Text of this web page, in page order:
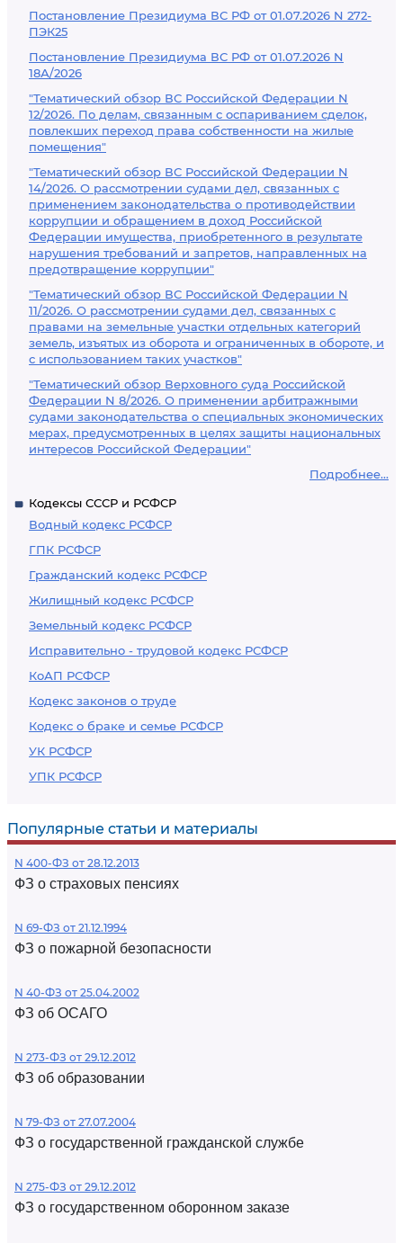
Постановление Президиума ВС РФ от 01.07.2026 N 272-
ПЭК25
Постановление Президиума ВС РФ от 01.07.2026 N
18А/2026
"Тематический обзор ВС Российской Федерации N
12/2026. По делам, связанным с оспариванием сделок,
повлекших переход права собственности на жилые
помещения"
"Тематический обзор ВС Российской Федерации N
14/2026. О рассмотрении судами дел, связанных с
применением законодательства о противодействии
коррупции и обращением в доход Российской
Федерации имущества, приобретенного в результате
нарушения требований и запретов, направленных на
предотвращение коррупции"
"Тематический обзор ВС Российской Федерации N
11/2026. О рассмотрении судами дел, связанных с
правами на земельные участки отдельных категорий
земель, изъятых из оборота и ограниченных в обороте, и
с использованием таких участков"
"Тематический обзор Верховного суда Российской
Федерации N 8/2026. О применении арбитражными
судами законодательства о специальных экономических
мерах, предусмотренных в целях защиты национальных
интересов Российской Федерации"
Подробнее...
Кодексы СССР и РСФСР
Водный кодекс РСФСР
ГПК РСФСР
Гражданский кодекс РСФСР
Жилищный кодекс РСФСР
Земельный кодекс РСФСР
Исправительно - трудовой кодекс РСФСР
КоАП РСФСР
Кодекс законов о труде
Кодекс о браке и семье РСФСР
УК РСФСР
УПК РСФСР
Популярные статьи и материалы
N 400-ФЗ от 28.12.2013
ФЗ о страховых пенсиях
N 69-ФЗ от 21.12.1994
ФЗ о пожарной безопасности
N 40-ФЗ от 25.04.2002
ФЗ об ОСАГО
N 273-ФЗ от 29.12.2012
ФЗ об образовании
N 79-ФЗ от 27.07.2004
ФЗ о государственной гражданской службе
N 275-ФЗ от 29.12.2012
ФЗ о государственном оборонном заказе